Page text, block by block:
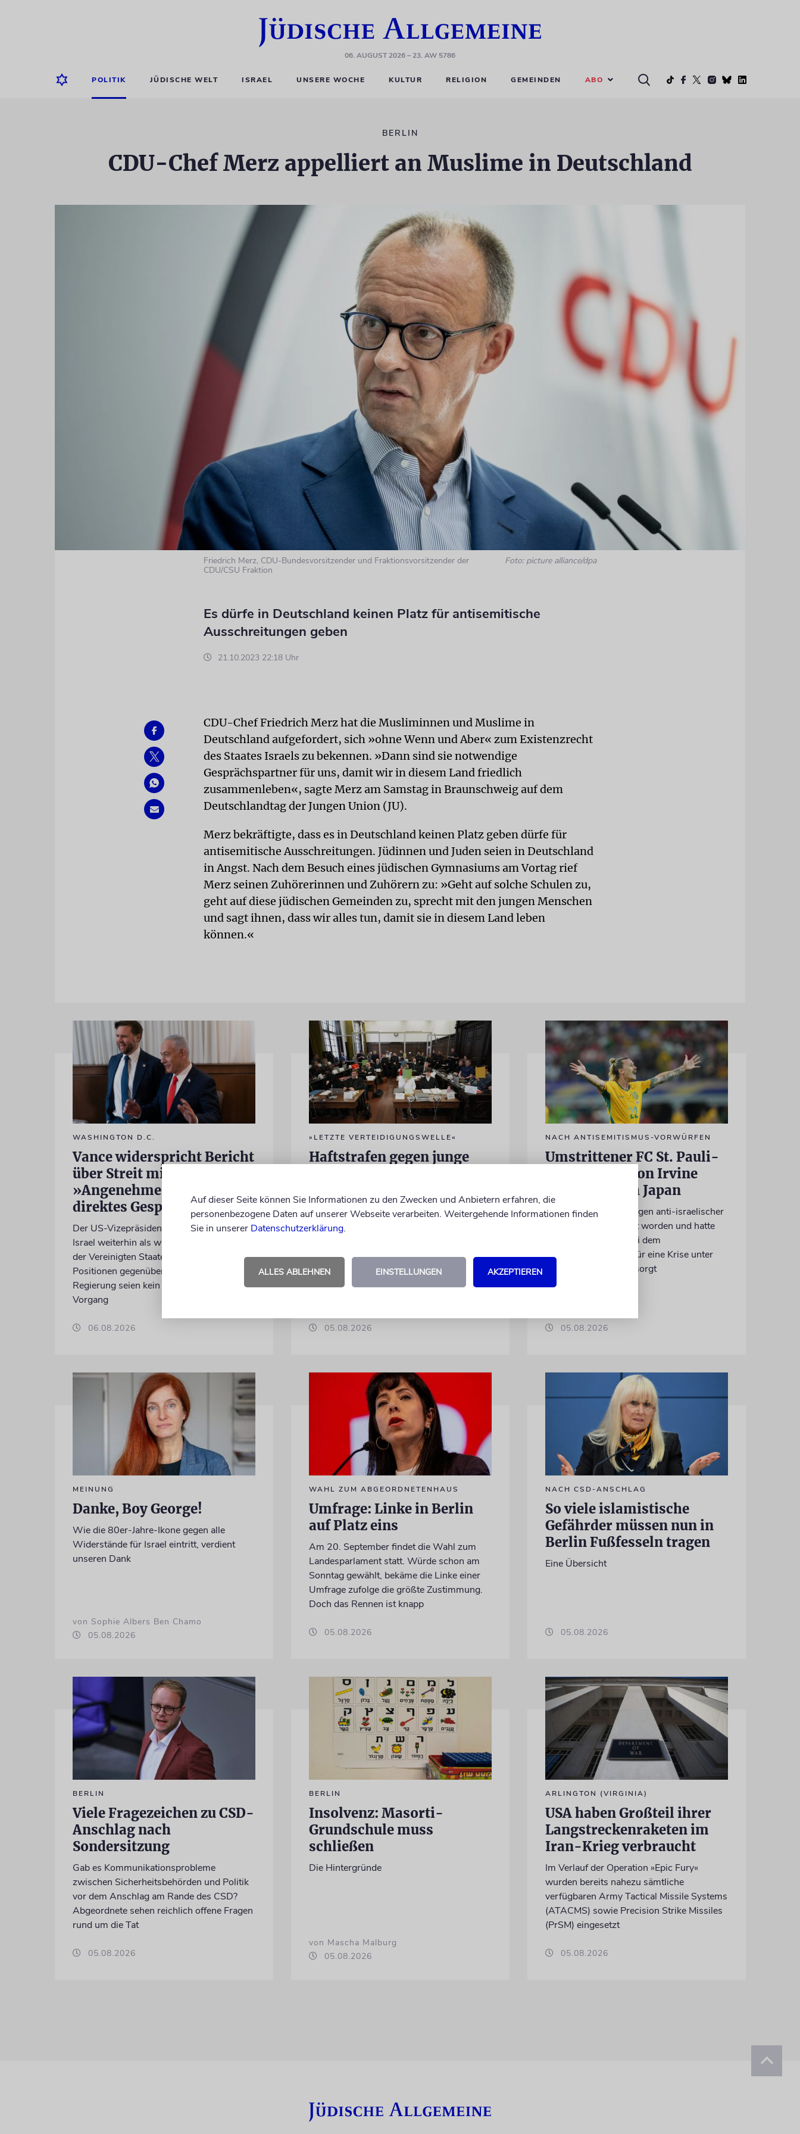
06. AUGUST 2026– 23. AW 5786
POLITIK JÜDISCHE WELT ISRAEL UNSERE WOCHE KULTUR RELIGION GEMEINDEN ABO
BERLIN
CDU-Chef Merz appelliert an Muslime in Deutschland
Friedrich Merz, CDU-Bundesvorsitzender und Fraktionsvorsitzender der
CDU/CSU Fraktion
Foto: picture alliance/dpa
Es dürfe in Deutschland keinen Platz für antisemitische
Ausschreitungen geben
21.10.2023 22:18 Uhr
CDU-Chef Friedrich Merz hat die Musliminnen und Muslime in
Deutschland aufgefordert, sich »ohne Wenn und Aber« zum Existenzrecht
des Staates Israels zu bekennen. »Dann sind sie notwendige
Gesprächspartner für uns, damit wir in diesem Land friedlich
zusammenleben«, sagte Merz am Samstag in Braunschweig auf dem
Deutschlandtag der Jungen Union (JU).
Merz bekräftigte, dass es in Deutschland keinen Platz geben dürfe für
antisemitische Ausschreitungen. Jüdinnen und Juden seien in Deutschland
in Angst. Nach dem Besuch eines jüdischen Gymnasiums am Vortag rief
Merz seinen Zuhörerinnen und Zuhörern zu: »Geht auf solche Schulen zu,
geht auf diese jüdischen Gemeinden zu, sprecht mit den jungen Menschen
und sagt ihnen, dass wir alles tun, damit sie in diesem Land leben
können.«
WASHINGTON D.C.
Vance widerspricht Bericht
über Streit mit Netanjahu:
»Angenehmes, aber
direktes Gespräch«
Der US-Vizepräsident sagt, er betrachte
Israel weiterhin als wichtigen Verbündeten
der Vereinigten Staaten. Unterschiedliche
Positionen gegenüber der israelischen
Regierung seien kein außergewöhnlicher
Vorgang
06.08.2026
»LETZTE VERTEIDIGUNGSWELLE«
Haftstrafen gegen junge
Seit März standen in Hamburg
mutmaßliche Mitglieder der
rechtsextremen Terrorgruppe »Letzte
die Urteile gefallen.
05.08.2026
NACH ANTISEMITISMUS-VORWÜRFEN
Umstrittener FC St. Pauli-
Kapitän Jackson Irvine
wechselt nach Japan
Der Australier war wegen anti-israelischer
Gesten heftig kritisiert worden und hatte
vergangene Saison bei dem
Bundesligaabsteiger für eine Krise unter
Führung und Fans gesorgt
05.08.2026
MEINUNG
Danke, Boy George!
Wie die 80er-Jahre-Ikone gegen alle
Widerstände für Israel eintritt, verdient
unseren Dank
von Sophie Albers Ben Chamo
05.08.2026
WAHL ZUM ABGEORDNETENHAUS
Umfrage: Linke in Berlin
auf Platz eins
Am 20. September findet die Wahl zum
Landesparlament statt. Würde schon am
Sonntag gewählt, bekäme die Linke einer
Umfrage zufolge die größte Zustimmung.
Doch das Rennen ist knapp
05.08.2026
NACH CSD-ANSCHLAG
So viele islamistische
Gefährder müssen nun in
Berlin Fußfesseln tragen
Eine Übersicht
05.08.2026
BERLIN
Viele Fragezeichen zu CSD-
Anschlag nach
Sondersitzung
Gab es Kommunikationsprobleme
zwischen Sicherheitsbehörden und Politik
vor dem Anschlag am Rande des CSD?
Abgeordnete sehen reichlich offene Fragen
rund um die Tat
05.08.2026
BERLIN
Insolvenz: Masorti-
Grundschule muss
schließen
Die Hintergründe
von Mascha Malburg
05.08.2026
ARLINGTON (VIRGINIA)
USA haben Großteil ihrer
Langstreckenraketen im
Iran-Krieg verbraucht
Im Verlauf der Operation »Epic Fury«
wurden bereits nahezu sämtliche
verfügbaren Army Tactical Missile Systems
(ATACMS) sowie Precision Strike Missiles
(PrSM) eingesetzt
05.08.2026
Auf dieser Seite können Sie Informationen zu den Zwecken und Anbietern erfahren, die
personenbezogene Daten auf unserer Webseite verarbeiten. Weitergehende Informationen finden
Sie in unserer Datenschutzerklärung.
ALLES ABLEHNEN EINSTELLUNGEN AKZEPTIEREN